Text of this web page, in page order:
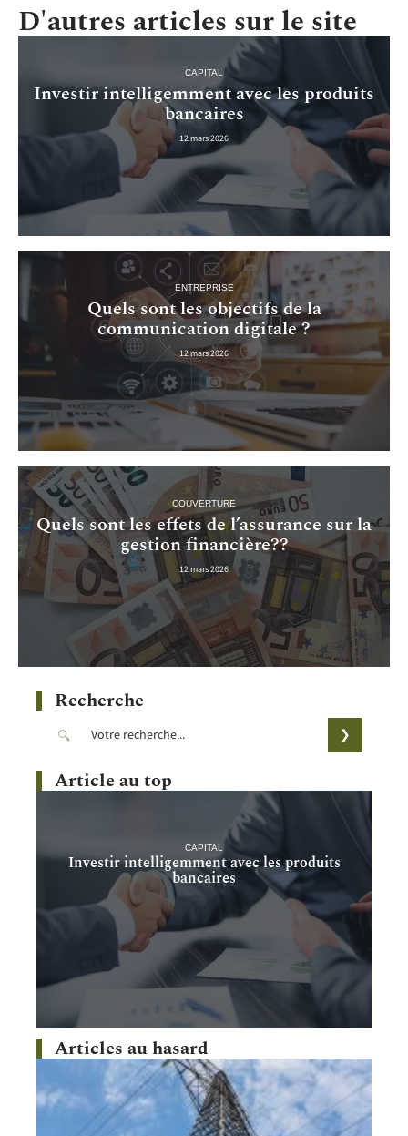
D'autres articles sur le site
CAPITAL
Investir intelligemment avec les produits
bancaires
12 mars 2026
ENTREPRISE
Quels sont les objectifs de la
communication digitale ?
12 mars 2026
COUVERTURE
Quels sont les effets de l’assurance sur la
gestion financière??
12 mars 2026
Recherche
Article au top
CAPITAL
Investir intelligemment avec les produits
bancaires
Articles au hasard